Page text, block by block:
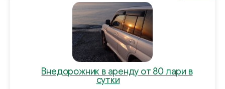
Внедорожник в аренду от 80 лари в
сутки